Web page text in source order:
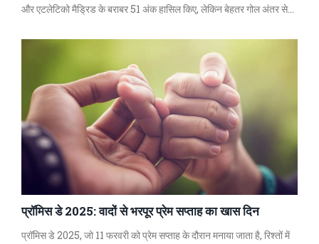
और एटलेटिको मैड्रिड के बराबर 51 अंक हासिल किए, लेकिन बेहतर गोल अंतर से
प्रॉमिस डे 2025: वादों से भरपूर प्रेम सप्ताह का खास दिन
प्रॉमिस डे 2025, जो 11 फरवरी को प्रेम सप्ताह के दौरान मनाया जाता है, रिश्तों में